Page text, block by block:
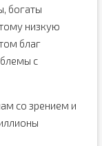
богаты
низкую
благ
с
со зрением и